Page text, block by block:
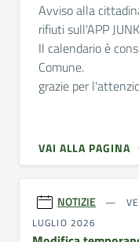
Avviso alla
rifiuti sull'APP
Il calendario è
Comune.
grazie per
VAI ALLA PAGINA
NOTIZIE
LUGLIO 2026